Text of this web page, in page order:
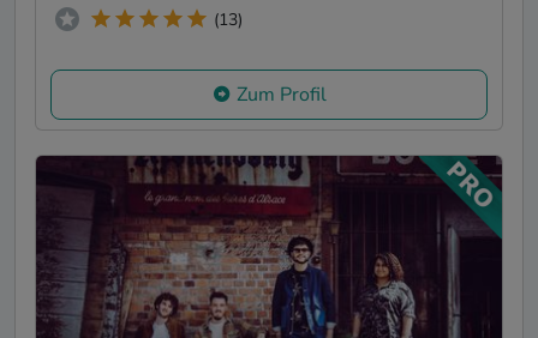
(13)
Zum Profil